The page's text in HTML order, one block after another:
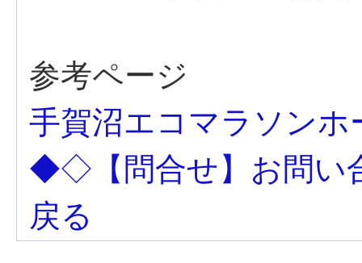
参考ページ
手賀沼エコマラソンホ
◆◇【問合せ】お問い
戻る